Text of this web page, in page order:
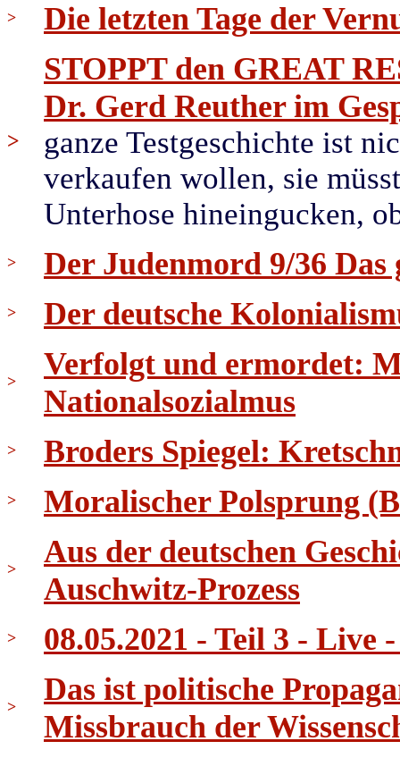
> Die letzten Tage der
>
STOPPT den GREAT
Dr. Gerd Reuther im
ganze Testgeschichte ist
verkaufen wollen, sie
Unterhose hineingucken,
> Der Judenmord 9/36
> Der deutsche
>
Verfolgt und ermordet:
Nationalsozialmus
> Broders Spiegel:
> Moralischer Polsprung
>
Aus der deutschen
Auschwitz-Prozess
> 08.05.2021 - Teil 3 - Live
>
Das ist politische
Missbrauch der